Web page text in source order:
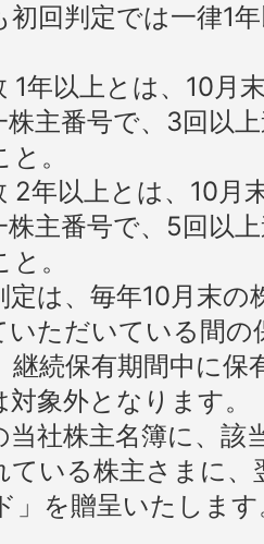
初回判定では一律1
1年以上とは、10月
株主番号で、3回以
。
2年以上とは、10月
株主番号で、5回以
。
定は、毎年10月末
いただいている間の
継続保有期間中に保
象外となります。
当社株主名簿に、該
ている株主さまに、
」を贈呈いたします